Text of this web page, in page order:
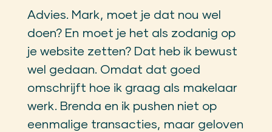
Advies. Mark, moet je dat nou wel
doen? En moet je het als zodanig op
je website zetten? Dat heb ik bewust
wel gedaan. Omdat dat goed
omschrijft hoe ik graag als makelaar
werk. Brenda en ik pushen niet op
eenmalige transacties, maar geloven